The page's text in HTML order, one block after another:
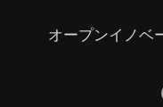
オープンイノベ